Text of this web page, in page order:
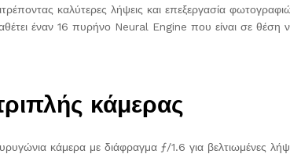
καλύτερες λήψεις και επεξεργασία
έναν 16 πυρήνο Neural Engine που είναι σε θέση
κάμερας
κάμερα με διάφραγμα ƒ/1.6 για βελτιωμένες